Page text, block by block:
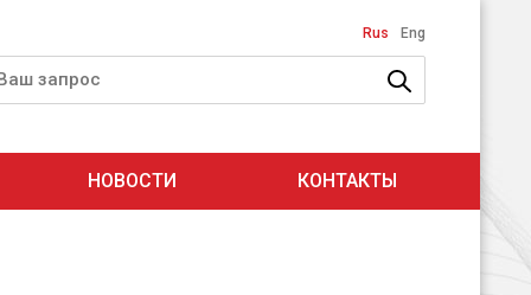
Rus Eng
НОВОСТИ КОНТАКТЫ